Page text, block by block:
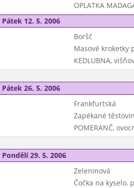
OPLATKA
Pátek 12. 5. 2006
Boršč
Masové kroketky
KEDLUBNA,
Pátek 26. 5. 2006
Frankfurtská
Zapékané
POMERANČ,
Pondělí 29. 5. 2006
Zeleninová
Čočka na kyselo,